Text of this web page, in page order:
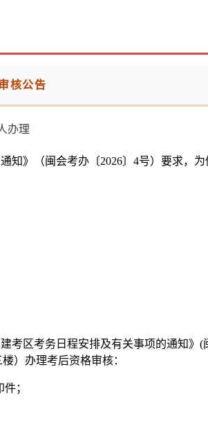
核公告
》（闽会考办〔2026〕4号）要求，
考区考务日程安排及有关事项的通知》(
）办理考后资格审核：
；